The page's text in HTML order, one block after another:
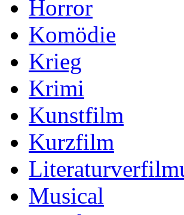
Horror
Komödie
Krieg
Krimi
Kunstfilm
Kurzfilm
Musical